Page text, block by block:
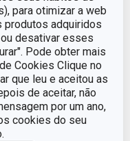
para otimizar a web
produtos adquiridos
desativar esses
Pode obter mais
Cookies Clique no
que leu e aceitou as
de aceitar, não
por um ano,
cookies do seu
%
p/ barras
DELLA CASA,
na loja online